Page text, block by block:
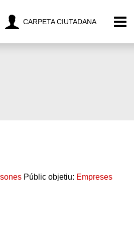
CARPETA CIUTADANA
Públic objetiu: Empreses